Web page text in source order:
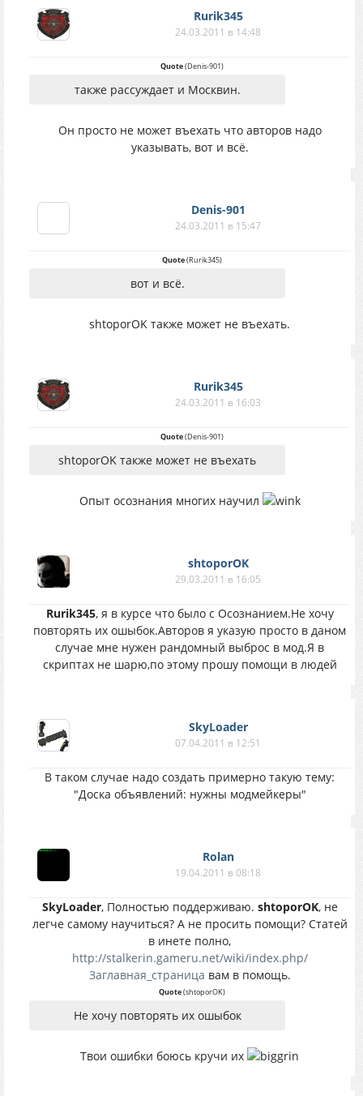
Rurik345
24.03.2011 в 14:48
Quote(Denis-901)
также рассуждает и Москвин.
Он просто не может въехать что авторов надо
указывать, вот и всё.
Denis-901
24.03.2011 в 15:47
Quote(Rurik345)
вот и всё.
shtoporOK также может не въехать.
Rurik345
24.03.2011 в 16:03
Quote(Denis-901)
shtoporOK также может не въехать
Опыт осознания многих научил
shtoporOK
29.03.2011 в 16:05
Rurik345, я в курсе что было с Осознанием.Не хочу
повторять их ошыбок.Авторов я указую просто в даном
случае мне нужен рандомный выброс в мод.Я в
скриптах не шарю,по этому прошу помощи в людей
SkyLoader
07.04.2011 в 12:51
В таком случае надо создать примерно такую тему:
"Доска объявлений: нужны модмейкеры"
Rolan
19.04.2011 в 08:18
SkyLoader, Полностью поддерживаю. shtoporOK, не
легче самому научиться? А не просить помощи? Статей
в инете полно,
http://stalkerin.gameru.net/wiki/index.php/
Заглавная_страница вам в помощь.
Quote(shtoporOK)
Не хочу повторять их ошыбок
Твои ошибки боюсь кручи их